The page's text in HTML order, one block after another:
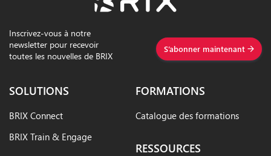
Inscrivez-vous à notre
newsletter pour recevoir
toutes les nouvelles de BRIX
S’abonner maintenant
SOLUTIONS
BRIX Connect
BRIX Train & Engage
FORMATIONS
Catalogue des formations
RESSOURCES